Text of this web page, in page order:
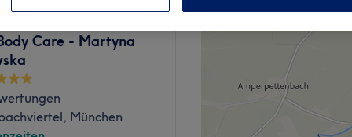
Care - Martyna
München